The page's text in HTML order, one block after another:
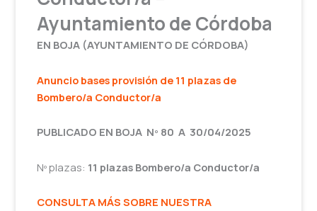
Ayuntamiento de Córdoba
EN BOJA (AYUNTAMIENTO DE CÓRDOBA)
Anuncio bases provisión de 11 plazas de
Bombero/a Conductor/a
PUBLICADO EN BOJA Nº 80 A 30/04/2025
Nº plazas: 11 plazas Bombero/a Conductor/a
CONSULTA MÁS SOBRE NUESTRA